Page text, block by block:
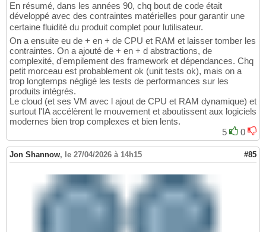
En résumé, dans les années 90, chq bout de code était
développé avec des contraintes matérielles pour garantir une
certaine fluidité du produit complet pour lutilisateur.
On a ensuite eu de + en + de CPU et RAM et laisser tomber les
contraintes. On a ajouté de + en + d abstractions, de
complexité, d'empilement des framework et dépendances. Chq
petit morceau est probablement ok (unit tests ok), mais on a
trop longtemps négligé les tests de performances sur les
produits intégrés.
Le cloud (et ses VM avec l ajout de CPU et RAM dynamique) et
surtout l'IA accélèrent le mouvement et aboutissent aux logiciels
modernes bien trop complexes et bien lents.
5
0
Jon Shannow, le 27/04/2026 à 14h15 #85